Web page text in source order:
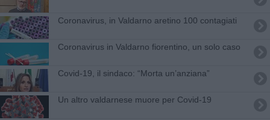
Coronavirus, in Valdarno aretino 100 contagiati
Coronavirus in Valdarno fiorentino, un solo caso
Covid-19, il sindaco: “Morta un’anziana”
Un altro valdarnese muore per Covid-19